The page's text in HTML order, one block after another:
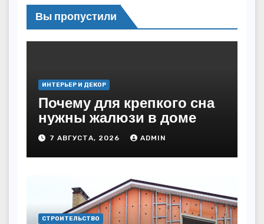
Вы пропустили
ИНТЕРЬЕР И ДЕКОР
Почему для крепкого сна
нужны жалюзи в доме
7 АВГУСТА, 2026 ADMIN
СТРОИТЕЛЬСТВО